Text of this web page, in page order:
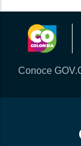
Conoce